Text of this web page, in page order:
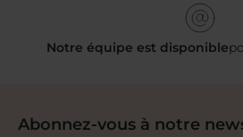
Notre équipe est disponible
Abonnez-vous à notre